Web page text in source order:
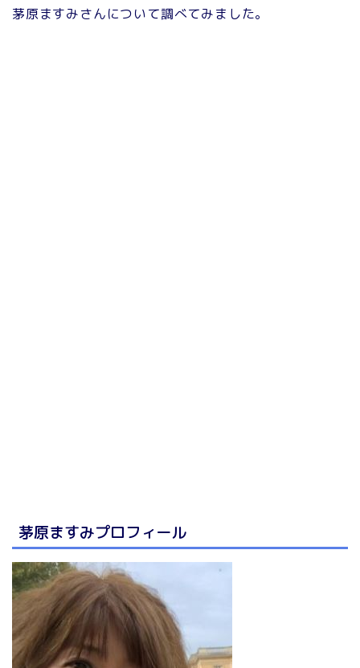
茅原ますみさんについて調べてみました。
茅原ますみプロフィール